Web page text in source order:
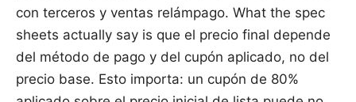
con terceros y ventas relámpago. What the spec
sheets actually say is que el precio final depende
del método de pago y del cupón aplicado, no del
precio base. Esto importa: un cupón de 80%